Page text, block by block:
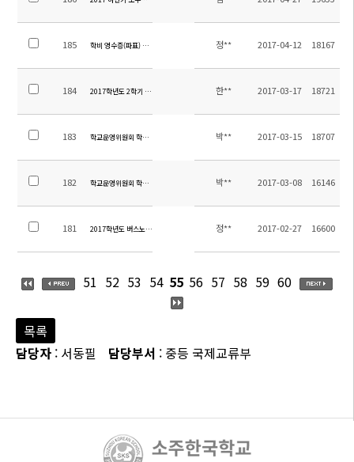
185 학비 영수증(파표) 관련 안내 정** 2017-04-12 18167
184 2017학년도 2학기 신,편입학 안내 한** 2017-03-17 18721
183 학교운영위원회 학부모위원 당선자 확정 통지 박** 2017-03-15 18707
182 학교운영위원회 학부모위원 선출 공고 박** 2017-03-08 16146
181 2017학년도 버스노선 확정안내(2017년 2월 27일 16:00부)
정** 2017-02-27 16600
51 52 53 54 55 56 57 58 59 60
목록
담당자 : 서동필 담당부서 : 중등 국제교류부